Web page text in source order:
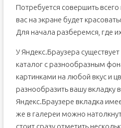
Потребуется совершить всего
вас на экране будет
Для начала разберемся, где
У Яндекс.Браузера
каталог с разнообразным
картинками на любой вкус и
разнообразить вашу вкладку
Яндекс.Браузере вкладка
же в галереи можно
стоит сразу отметить